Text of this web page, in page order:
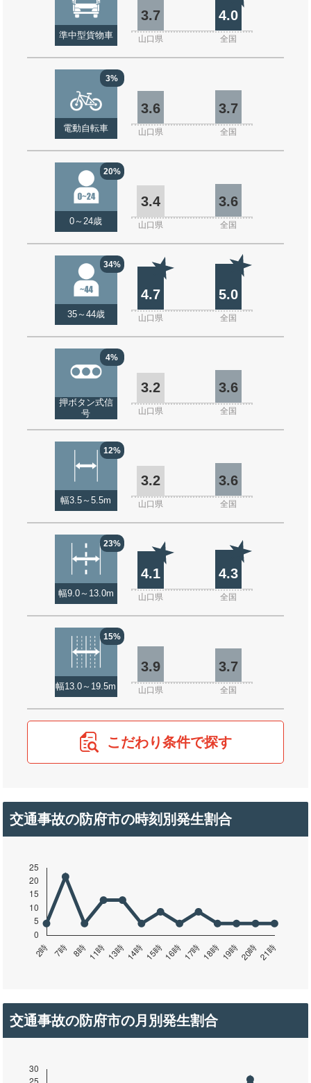
準中型貨物車
3.7 4.0
山口県 全国
3%
電動自転車
3.6 3.7
山口県 全国
20%
0～24歳
3.4 3.6
山口県 全国
34%
35～44歳
4.7 5.0
山口県 全国
4%
押ボタン式信
号
3.2 3.6
山口県 全国
12%
幅3.5～5.5m
3.2 3.6
山口県 全国
23%
幅9.0～13.0m
4.1 4.3
山口県 全国
15%
幅13.0～19.5m
3.9 3.7
山口県 全国
こだわり条件で探す
交通事故の防府市の時刻別発生割合
交通事故の防府市の月別発生割合